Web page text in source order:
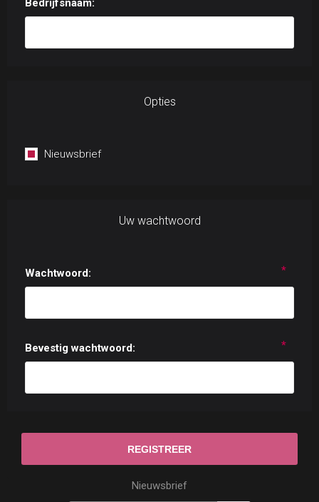
Bedrijfsnaam:
Opties
Nieuwsbrief
Uw wachtwoord
Wachtwoord: *
Bevestig wachtwoord: *
Nieuwsbrief